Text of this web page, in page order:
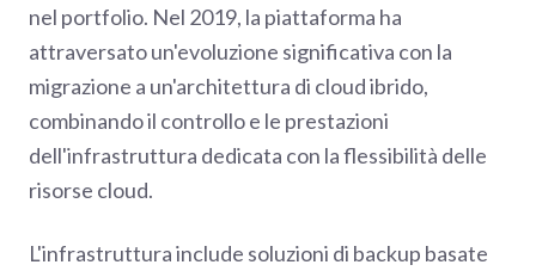
nel portfolio. Nel 2019, la piattaforma ha
attraversato un'evoluzione significativa con la
migrazione a un'architettura di cloud ibrido,
combinando il controllo e le prestazioni
dell'infrastruttura dedicata con la flessibilità delle
risorse cloud.
L'infrastruttura include soluzioni di backup basate